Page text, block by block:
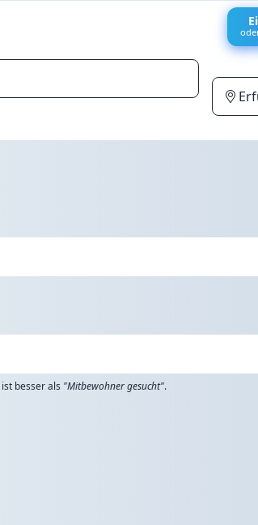
ist besser als "Mitbewohner gesucht".